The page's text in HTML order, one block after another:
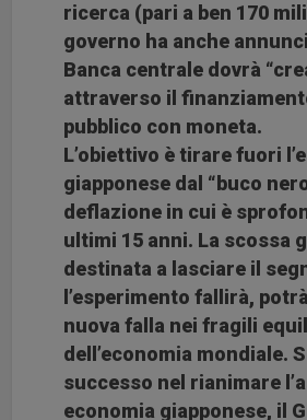
ricerca (pari a ben 170
governo ha anche
Banca centrale dovrà
attraverso il
pubblico con moneta.
L’obiettivo è tirare fuori
giapponese dal “buco
deflazione in cui è
ultimi 15 anni. La scossa
destinata a lasciare il
l’esperimento fallirà,
nuova falla nei fragili
dell’economia mondiale.
successo nel rianimare
economia giapponese, il